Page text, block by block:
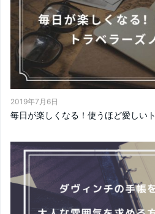
2019年7月6日
毎日が楽しくなる！使うほど愛しい